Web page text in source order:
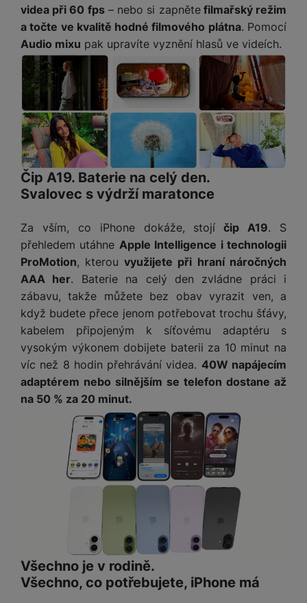
Tyto cookies nám umožňují měření výkonu našeho webu i
našich reklamních kampaní. Jejich pomocí určujeme počet
návštěv a zdroje návštěv našich internetových stránek. Data
získaná pomocí těchto cookies zpracováváme souhrnně a
anonymně, takže nejsme schopni identifikovat konkrétní
uživatele našeho webu.
Marketingové
Marketingové-abychom vás neobtěžovali nevhodnou
reklamou
Povoleno
Marketingové cookies používáme my nebo naši partneři,
abychom vám mohli zobrazit vhodné obsahy nebo reklamy jak
na našich stránkách, tak na stránkách třetích stran.
n
st
ví
y
s
a
v
a
č
ů
m
v
l
a
d
č
e
H
e
r
n
c
h
k
a
H
e
r
p
o
č
ít
ž
d
l
e
i
z
e
D
á
l
o
v
d
a
č
e
D
r
á
k
y
p
P
o
w
e
r
b
a
y
B
e
z
d
á
t
v
é
p
o
y
P
a
m
ě
o
v
é
t
y
D
H
C
S
s
y
videa při 60 fps– nebo si zapnětefilmařský režim
a točte ve kvalitě hodné filmového plátna. Pomocí
Audio mixu pak upravíte vyznění hlasů ve videích.
Čip A19. Baterie na celý den.
Svalovec s výdrží maratonce
Za vším, co iPhone dokáže, stojí čip A19. S
přehledem utáhne Apple Intelligence i technologii
ProMotion, kterou využijete při hraní náročných
AAA her. Baterie na celý den zvládne práci i
zábavu, takže můžete bez obav vyrazit ven, a
když budete přece jenom potřebovat trochu šťávy,
kabelem připojeným k síťovému adaptéru s
vysokým výkonem dobijete baterii za 10 minut na
víc než 8 hodin přehrávání videa. 40W napájecím
adaptérem nebo silnějším se telefon dostane až
na 50 % za 20 minut.
Všechno je v rodině.
Všechno, co potřebujete, iPhone má